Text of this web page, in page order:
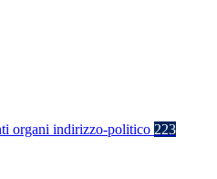
organi indirizzo-politico 223